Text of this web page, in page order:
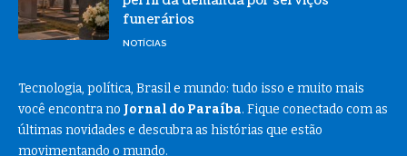
funerários
NOTÍCIAS
Tecnologia, política, Brasil e mundo: tudo isso e muito mais
você encontra no Jornal do Paraíba. Fique conectado com as
últimas novidades e descubra as histórias que estão
movimentando o mundo.